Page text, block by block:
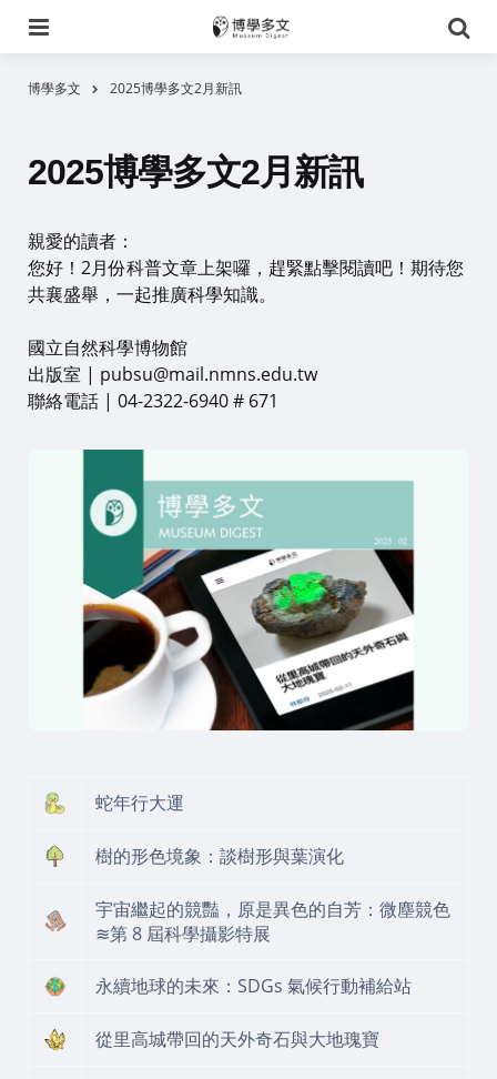
尋
博學多文 2025博學多文2月新訊
2025博學多文2月新訊
親愛的讀者：
您好！2月份科普文章上架囉，趕緊點擊閱讀吧！期待您
共襄盛舉，一起推廣科學知識。
國立自然科學博物館
出版室 | pubsu@mail.nmns.edu.tw
聯絡電話 | 04-2322-6940 # 671
蛇年行大運
樹的形色境象：談樹形與葉演化
宇宙繼起的競豔，原是異色的自芳：微塵競色
≋第 8 屆科學攝影特展
永續地球的未來：SDGs 氣候行動補給站
從里高城帶回的天外奇石與大地瑰寶